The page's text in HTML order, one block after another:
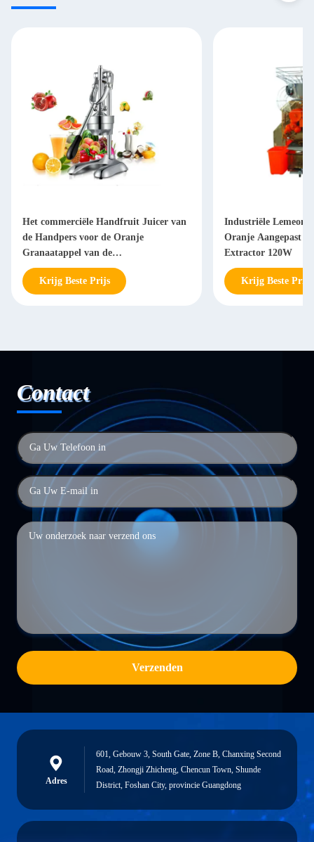
Het commerciële Handfruit Juicer van
de Handpers voor de Oranje
Granaatappel van de
Citrusvruchtencitroen
Krijg Beste Prijs
Industriële Lemeon
Oranje Aangepast
Extractor 120W
Krijg Beste Prijs
Contact
Verzenden
Adres
601, Gebouw 3, South Gate, Zone B, Chanxing Second
Road, Zhongji Zhicheng, Chencun Town, Shunde
District, Foshan City, provincie Guangdong